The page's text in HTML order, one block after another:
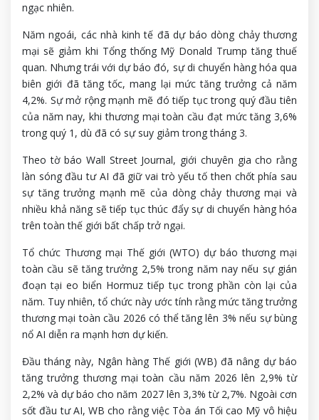
ngạc nhiên.
Năm ngoái, các nhà kinh tế đã dự báo dòng chảy thương
mại sẽ giảm khi Tổng thống Mỹ Donald Trump tăng thuế
quan. Nhưng trái với dự báo đó, sự di chuyển hàng hóa qua
biên giới đã tăng tốc, mang lại mức tăng trưởng cả năm
4,2%. Sự mở rộng mạnh mẽ đó tiếp tục trong quý đầu tiên
của năm nay, khi thương mại toàn cầu đạt mức tăng 3,6%
trong quý 1, dù đã có sự suy giảm trong tháng 3.
Theo tờ báo Wall Street Journal, giới chuyên gia cho rằng
làn sóng đầu tư AI đã giữ vai trò yếu tố then chốt phía sau
sự tăng trưởng mạnh mẽ của dòng chảy thương mại và
nhiều khả năng sẽ tiếp tục thúc đẩy sự di chuyển hàng hóa
trên toàn thế giới bất chấp trở ngại.
Tổ chức Thương mại Thế giới (WTO) dự báo thương mại
toàn cầu sẽ tăng trưởng 2,5% trong năm nay nếu sự gián
đoạn tại eo biển Hormuz tiếp tục trong phần còn lại của
năm. Tuy nhiên, tổ chức này ước tính rằng mức tăng trưởng
thương mại toàn cầu 2026 có thể tăng lên 3% nếu sự bùng
nổ AI diễn ra mạnh hơn dự kiến.
Đầu tháng này, Ngân hàng Thế giới (WB) đã nâng dự báo
tăng trưởng thương mại toàn cầu năm 2026 lên 2,9% từ
2,2% và dự báo cho năm 2027 lên 3,3% từ 2,7%. Ngoài cơn
sốt đầu tư AI, WB cho rằng việc Tòa án Tối cao Mỹ vô hiệu